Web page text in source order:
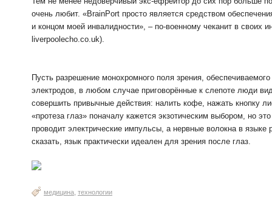
очень любит. «BrainPort просто является средством
и концом моей инвалидности», – по-военному чеканит в своих
liverpoolecho.co.uk).
Пусть разрешение монохромного поля зрения,
электродов, в любом случае приговорённые к слепоте люди
совершить привычные действия: налить кофе, нажать кнопку
«протеза глаз» поначалу кажется экзотическим выбором, но
проводит электрические импульсы, а нервные волокна в
сказать, язык практически идеален для зрения после глаз.
медицина, технологии